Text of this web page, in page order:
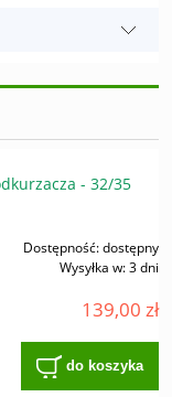
- 32/35
Dostępność:dostępny
Wysyłka w:3 dni
139,00 zł
do koszyka